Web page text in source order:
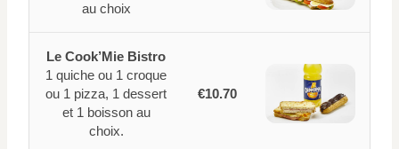
au choix
Le Cook’Mie Bistro
1 quiche ou 1 croque
ou 1 pizza, 1 dessert
et 1 boisson au
choix.
€10.70